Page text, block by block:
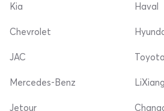
Kia
Chevrolet
Haval
JAC
Mercedes-Benz
Jetour
Toyota
LiXiang